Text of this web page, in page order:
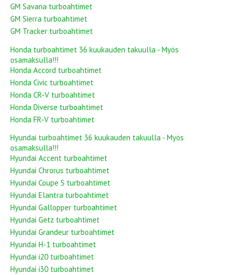
GM Savana turboahtimet
GM Sierra turboahtimet
GM Tracker turboahtimet
Honda turboahtimet 36 kuukauden takuulla - Myös
osamaksulla!!!
Honda Accord turboahtimet
Honda Civic turboahtimet
Honda CR-V turboahtimet
Honda Diverse turboahtimet
Honda FR-V turboahtimet
Hyundai turboahtimet 36 kuukauden takuulla - Myös
osamaksulla!!!
Hyundai Accent turboahtimet
Hyundai Chrorus turboahtimet
Hyundai Coupe S turboahtimet
Hyundai Elantra turboahtimet
Hyundai Gallopper turboahtimet
Hyundai Getz turboahtimet
Hyundai Grandeur turboahtimet
Hyundai H-1 turboahtimet
Hyundai i20 turboahtimet
Hyundai i30 turboahtimet